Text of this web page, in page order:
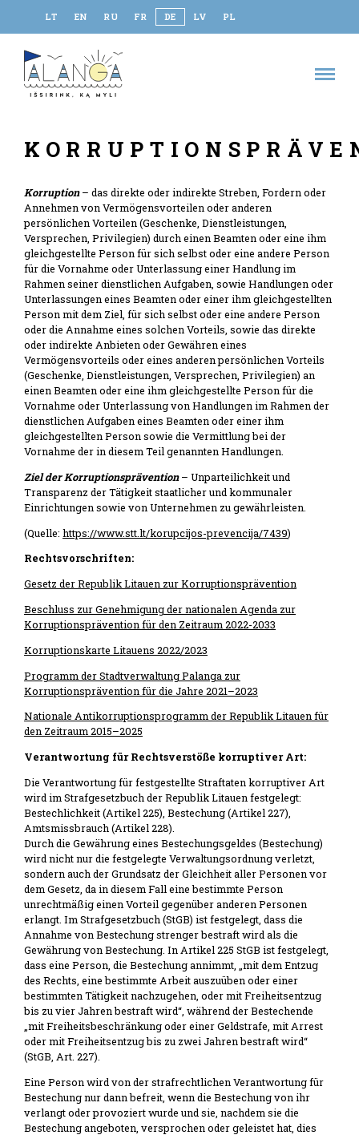
LT EN RU FR DE LV PL
Korruption– das direkte oder indirekte Streben, Fordern oder
Annehmen von Vermögensvorteilen oder anderen
persönlichen Vorteilen (Geschenke, Dienstleistungen,
Versprechen, Privilegien) durch einen Beamten oder eine ihm
gleichgestellte Person für sich selbst oder eine andere Person
für die Vornahme oder Unterlassung einer Handlung im
Rahmen seiner dienstlichen Aufgaben, sowie Handlungen oder
Unterlassungen eines Beamten oder einer ihm gleichgestellten
Person mit dem Ziel, für sich selbst oder eine andere Person
oder die Annahme eines solchen Vorteils, sowie das direkte
oder indirekte Anbieten oder Gewähren eines
Vermögensvorteils oder eines anderen persönlichen Vorteils
(Geschenke, Dienstleistungen, Versprechen, Privilegien) an
einen Beamten oder eine ihm gleichgestellte Person für die
Vornahme oder Unterlassung von Handlungen im Rahmen der
dienstlichen Aufgaben eines Beamten oder einer ihm
gleichgestellten Person sowie die Vermittlung bei der
Vornahme der in diesem Teil genannten Handlungen.
Ziel der Korruptionsprävention– Unparteilichkeit und
Transparenz der Tätigkeit staatlicher und kommunaler
Einrichtungen sowie von Unternehmen zu gewährleisten.
(Quelle: https://www.stt.lt/korupcijos-prevencija/7439)
Rechtsvorschriften:
Gesetz der Republik Litauen zur Korruptionsprävention
Beschluss zur Genehmigung der nationalen Agenda zur
Korruptionsprävention für den Zeitraum 2022-2033
Korruptionskarte Litauens 2022/2023
Programm der Stadtverwaltung Palanga zur
Korruptionsprävention für die Jahre 2021–2023
Nationale Antikorruptionsprogramm der Republik Litauen für
den Zeitraum 2015–2025
Verantwortung für Rechtsverstöße korruptiver Art:
Die Verantwortung für festgestellte Straftaten korruptiver Art
wird im Strafgesetzbuch der Republik Litauen festgelegt:
Bestechlichkeit (Artikel 225), Bestechung (Artikel 227),
Amtsmissbrauch (Artikel 228).
Durch die Gewährung eines Bestechungsgeldes (Bestechung)
wird nicht nur die festgelegte Verwaltungsordnung verletzt,
sondern auch der Grundsatz der Gleichheit aller Personen vor
dem Gesetz, da in diesem Fall eine bestimmte Person
unrechtmäßig einen Vorteil gegenüber anderen Personen
erlangt. Im Strafgesetzbuch (StGB) ist festgelegt, dass die
Annahme von Bestechung strenger bestraft wird als die
Gewährung von Bestechung. In Artikel 225 StGB ist festgelegt,
dass eine Person, die Bestechung annimmt, „mit dem Entzug
des Rechts, eine bestimmte Arbeit auszuüben oder einer
bestimmten Tätigkeit nachzugehen, oder mit Freiheitsentzug
bis zu vier Jahren bestraft wird“, während der Bestechende
„mit Freiheitsbeschränkung oder einer Geldstrafe, mit Arrest
oder mit Freiheitsentzug bis zu zwei Jahren bestraft wird“
(StGB, Art. 227).
Eine Person wird von der strafrechtlichen Verantwortung für
Bestechung nur dann befreit, wenn die Bestechung von ihr
verlangt oder provoziert wurde und sie, nachdem sie die
Bestechung angeboten, versprochen oder geleistet hat, dies